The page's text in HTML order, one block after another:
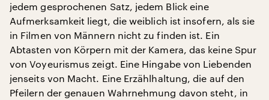
jedem gesprochenen Satz, jedem Blick eine
Aufmerksamkeit liegt, die weiblich ist insofern, als sie
in Filmen von Männern nicht zu finden ist. Ein
Abtasten von Körpern mit der Kamera, das keine Spur
von Voyeurismus zeigt. Eine Hingabe von Liebenden
jenseits von Macht. Eine Erzählhaltung, die auf den
Pfeilern der genauen Wahrnehmung davon steht, in